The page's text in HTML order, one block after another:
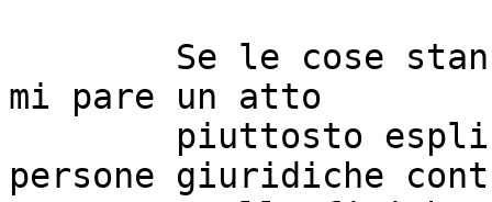
mi pare un atto
persone giuridiche